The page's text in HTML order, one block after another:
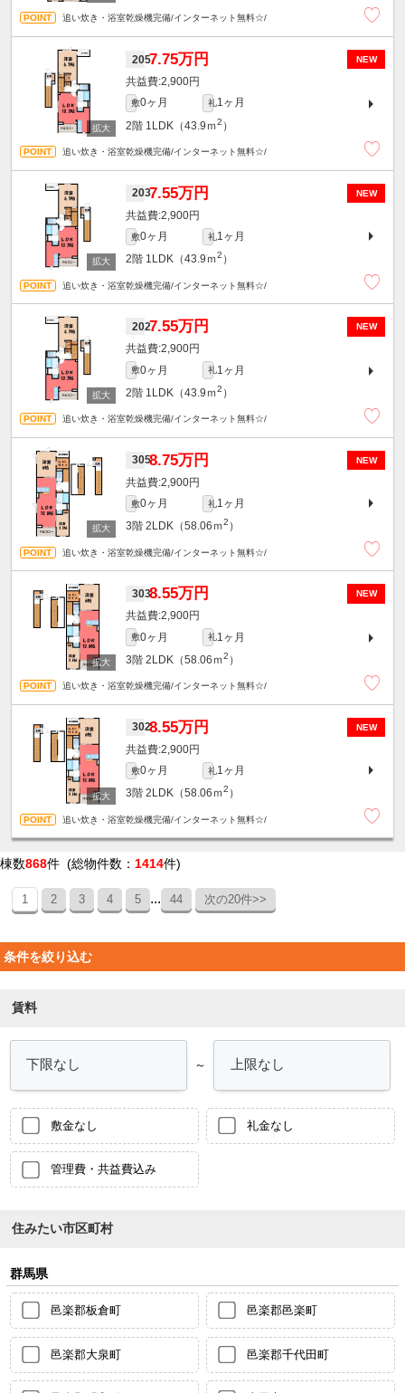
追い炊き・浴室乾燥機完備/インターネット無料☆/
NEW
2057.75万円
2,900円
敷0ヶ月 礼1ヶ月
2階 1LDK（43.9ｍ2 ）
追い炊き・浴室乾燥機完備/インターネット無料☆/
NEW
2037.55万円
2,900円
敷0ヶ月 礼1ヶ月
2階 1LDK（43.9ｍ2 ）
追い炊き・浴室乾燥機完備/インターネット無料☆/
NEW
2027.55万円
2,900円
敷0ヶ月 礼1ヶ月
2階 1LDK（43.9ｍ2 ）
追い炊き・浴室乾燥機完備/インターネット無料☆/
NEW
3058.75万円
2,900円
敷0ヶ月 礼1ヶ月
3階 2LDK（58.06ｍ2 ）
追い炊き・浴室乾燥機完備/インターネット無料☆/
NEW
3038.55万円
2,900円
敷0ヶ月 礼1ヶ月
3階 2LDK（58.06ｍ2 ）
追い炊き・浴室乾燥機完備/インターネット無料☆/
NEW
3028.55万円
2,900円
敷0ヶ月 礼1ヶ月
3階 2LDK（58.06ｍ2 ）
追い炊き・浴室乾燥機完備/インターネット無料☆/
棟数868件 (総物件数： 1414件)
1 2 3 4 5 ... 44 次の20件>>
条件を絞り込む
賃料
～
敷金なし 礼金なし
管理費・共益費込み
住みたい市区町村
群馬県
邑楽郡板倉町 邑楽郡邑楽町
邑楽郡大泉町 邑楽郡千代田町